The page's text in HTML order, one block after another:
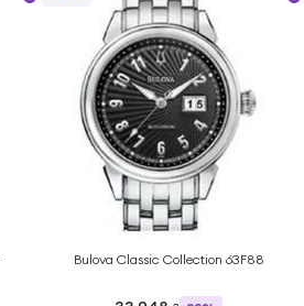
Bulova Classic Collection 63F88